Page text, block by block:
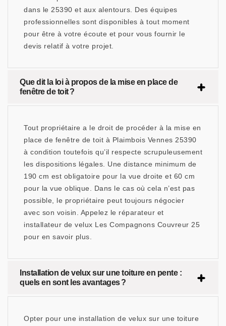
dans le 25390 et aux alentours. Des équipes
professionnelles sont disponibles à tout moment
pour être à votre écoute et pour vous fournir le
devis relatif à votre projet.
Que dit la loi à propos de la mise en place de
fenêtre de toit ?
Tout propriétaire a le droit de procéder à la mise en
place de fenêtre de toit à Plaimbois Vennes 25390
à condition toutefois qu’il respecte scrupuleusement
les dispositions légales. Une distance minimum de
190 cm est obligatoire pour la vue droite et 60 cm
pour la vue oblique. Dans le cas où cela n’est pas
possible, le propriétaire peut toujours négocier
avec son voisin. Appelez le réparateur et
installateur de velux Les Compagnons Couvreur 25
pour en savoir plus.
Installation de velux sur une toiture en pente :
quels en sont les avantages ?
Opter pour une installation de velux sur une toiture